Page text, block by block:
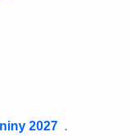
2027 .